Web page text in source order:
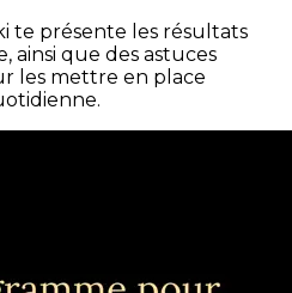
te présente les résultats
que des astuces
les mettre en place